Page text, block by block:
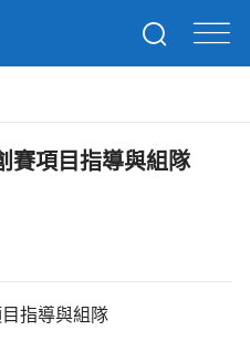
項目指導與組隊
指導與組隊